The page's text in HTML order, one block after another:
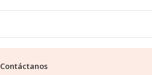
Contáctanos